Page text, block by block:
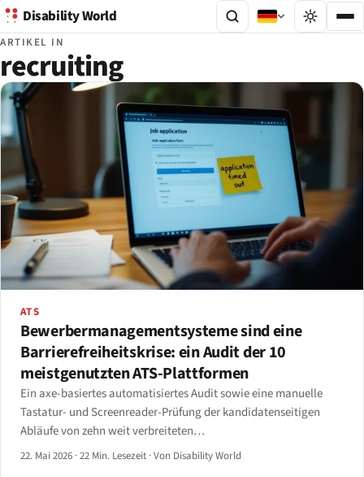
Disability World
ARTIKEL IN
recruiting
ATS
Bewerbermanagementsysteme sind eine
Barrierefreiheitskrise: ein Audit der 10
meistgenutzten ATS-Plattformen
Ein axe-basiertes automatisiertes Audit sowie eine manuelle
Tastatur- und Screenreader-Prüfung der kandidatenseitigen
Abläufe von zehn weit verbreiteten
Bewerbermanagementsystemen — Workday, SAP
22. Mai 2026 ·22 Min. Lesezeit ·Von Disability World